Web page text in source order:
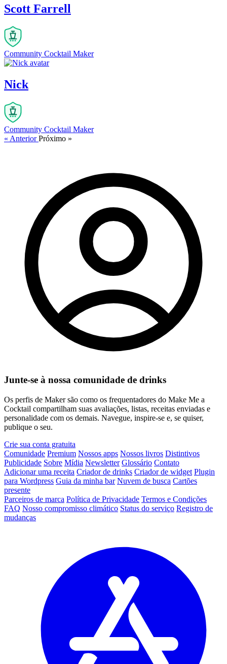
Scott Farrell
Community Cocktail Maker
Nick
Community Cocktail Maker
« AnteriorPróximo »
Junte-se à nossa comunidade de drinks
Os perfis de Maker são como os frequentadores do Make Me a
Cocktail compartilham suas avaliações, listas, receitas enviadas e
personalidade com os demais. Navegue, inspire-se e, se quiser,
publique o seu.
Crie sua conta gratuita
Comunidade Premium Nossos apps Nossos livros Distintivos
Publicidade Sobre Mídia Newsletter Glossário Contato
Adicionar uma receita Criador de drinks Criador de widget Plugin
para Wordpress Guia da minha bar Nuvem de busca Cartões
presente
Parceiros de marca Política de Privacidade Termos e Condições
FAQ Nosso compromisso climático Status do serviço Registro de
mudanças